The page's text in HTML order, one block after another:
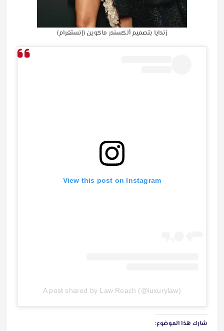
زندايا بتصميم ألكسندر ماكوين (إنستغرام)
View this post on Instagram
A post shared by Law Roach (@luxurylaw)
شارك هذا الموضوع: